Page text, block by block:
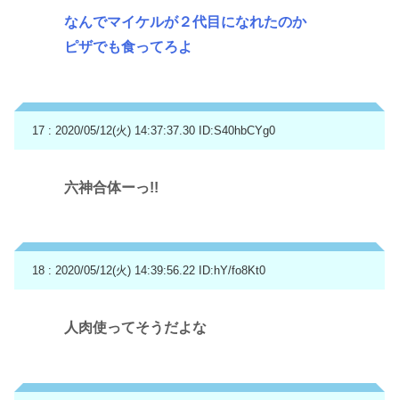
なんでマイケルが２代目になれたのか
ピザでも食ってろよ
17 : 2020/05/12(火) 14:37:37.30 ID:S40hbCYg0
六神合体ーっ!!
18 : 2020/05/12(火) 14:39:56.22 ID:hY/fo8Kt0
人肉使ってそうだよな